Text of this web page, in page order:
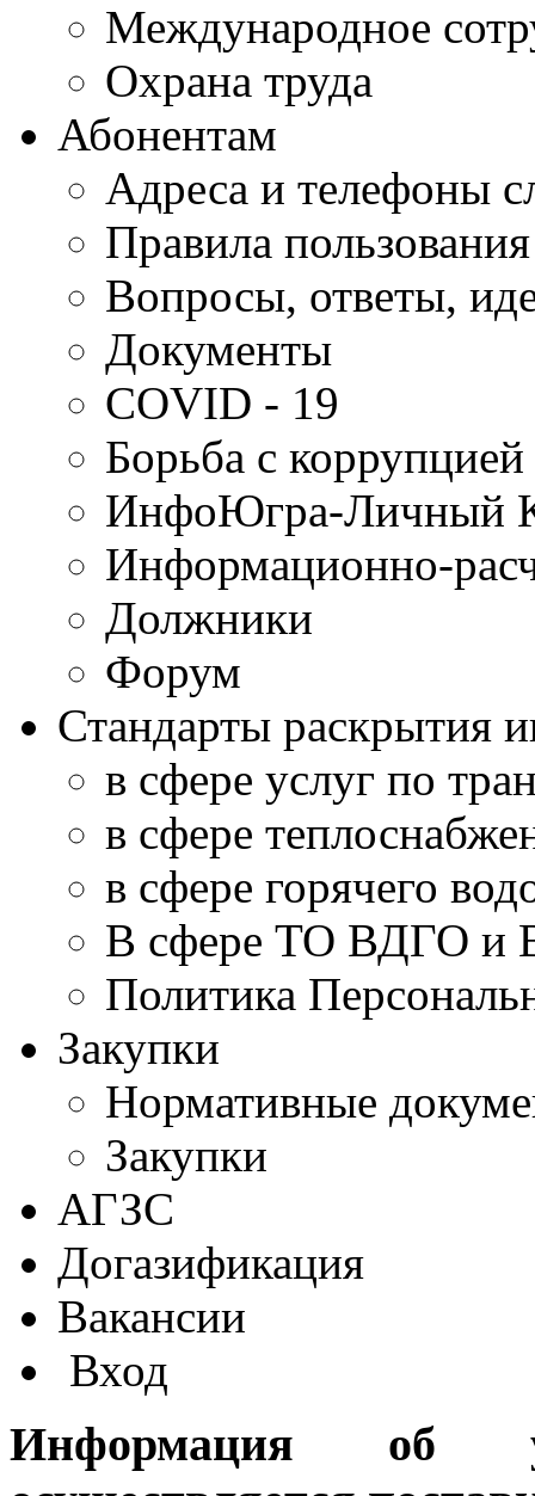
Международное
Охрана труда
Абонентам
Адреса и телефоны
Правила
Вопросы, ответы,
Документы
COVID - 19
Борьба с
ИнфоЮгра-Личный
Информационно-
Должники
Форум
Стандарты раскрытия
в сфере услуг по
в сфере
в сфере горячего
В сфере ТО ВДГО и
Политика
Закупки
Нормативные
Закупки
АГЗС
Догазификация
Вакансии
Вход
Информация об